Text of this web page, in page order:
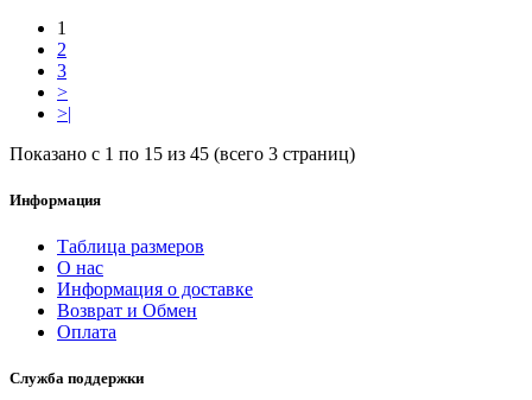
1
2
3
>
>|
Показано с 1 по 15 из 45 (всего 3 страниц)
Информация
Таблица размеров
О нас
Информация о доставке
Возврат и Обмен
Оплата
Служба поддержки